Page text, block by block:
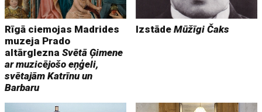
Rīgā ciemojas Madrides
muzeja Prado
altārgleznaSvētā Ģimene
ar muzicējošo eņģeli,
svētajām Katrīnu un
Barbaru
IzstādeMūžīgi Čaks